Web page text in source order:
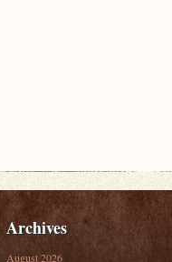
Archives
August 2026